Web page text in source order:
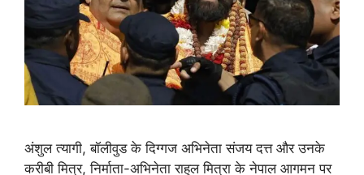
अंशुल त्यागी, बॉलीवुड के दिग्गज अभिनेता संजय दत्त और उनके
करीबी मित्र, निर्माता-अभिनेता राहुल मित्रा के नेपाल आगमन पर